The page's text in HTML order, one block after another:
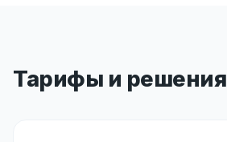
Тарифы и решения